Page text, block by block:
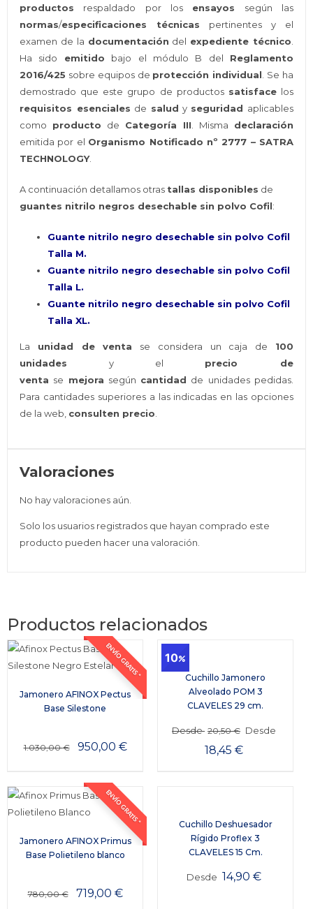
productos respaldado por los ensayos según las
normas/especificaciones técnicas pertinentes y el
examen de la documentación del expediente técnico.
Ha sido emitido bajo el módulo B del Reglamento
2016/425 sobre equipos de protección individual. Se ha
demostrado que este grupo de productos satisfacelos
requisitos esenciales de salud y seguridad aplicables
como producto de Categoría III. Misma declaración
emitida por el Organismo Notificado nº 2777 – SATRA
TECHNOLOGY.
A continuación detallamos otras tallas disponibles de
guantes nitrilo negros desechable sin polvo Cofil:
Guante nitrilo negro desechable sin polvo Cofil
Talla M.
Guante nitrilo negro desechable sin polvo Cofil
Talla L.
Guante nitrilo negro desechable sin polvo Cofil
Talla XL.
La unidad de venta se considera un caja de 100
unidades y el precio de
venta se mejora según cantidad de unidades pedidas.
Para cantidades superiores a las indicadas en las opciones
de la web, consulten precio.
Valoraciones
No hay valoraciones aún.
Solo los usuarios registrados que hayan comprado este
producto pueden hacer una valoración.
Productos relacionados
ENVÍO GRATIS *
Jamonero AFINOX Pectus
Base Silestone
1.030,00€ 950,00 €
10
Cuchillo Jamonero
Alveolado POM 3
CLAVELES 29 cm.
Desde 20,50€ Desde
18,45€
ENVÍO GRATIS *
Jamonero AFINOX Primus
Base Polietileno blanco
780,00€ 719,00 €
Cuchillo Deshuesador
Rígido Proflex 3
CLAVELES 15 Cm.
Desde 14,90€